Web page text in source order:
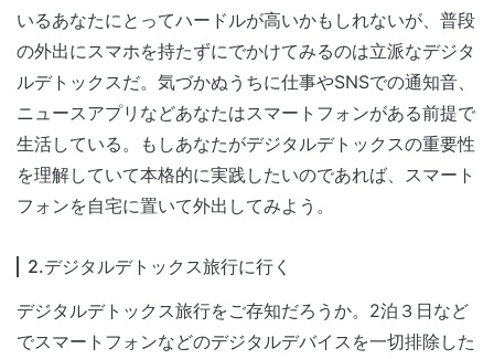
いるあなたにとってハードルが高いかもしれないが、普段
の外出にスマホを持たずにでかけてみるのは立派なデジタ
ルデトックスだ。気づかぬうちに仕事やSNSでの通知音、
ニュースアプリなどあなたはスマートフォンがある前提で
生活している。もしあなたがデジタルデトックスの重要性
を理解していて本格的に実践したいのであれば、スマート
フォンを自宅に置いて外出してみよう。
2.デジタルデトックス旅行に行く
デジタルデトックス旅行をご存知だろうか。2泊３日など
でスマートフォンなどのデジタルデバイスを一切排除した